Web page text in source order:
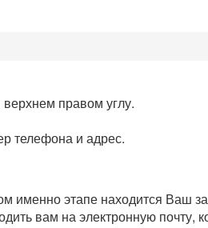
правом углу.
телефона и адрес.
именно этапе находится Ваш
вам на электронную почту,